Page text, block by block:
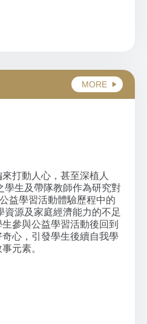
MORE
打動人心，甚至深植人
學生及帶隊教師作為研究對
益學習活動體驗歷程中的
源及家庭經濟能力的不足
參與公益學習活動後回到
心，引發學生後續自我學
元素。